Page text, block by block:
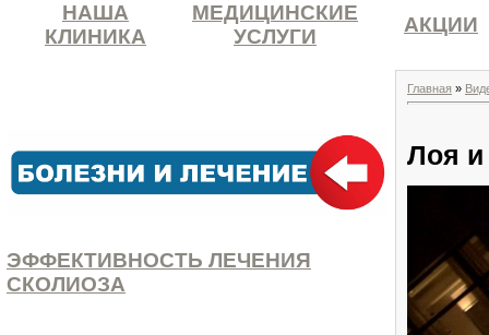
НАША
КЛИНИКА
МЕДИЦИНСКИЕ
УСЛУГИ
АКЦИИ
ЭФФЕКТИВНОСТЬ ЛЕЧЕНИЯ
СКОЛИОЗА
Главная »
Лоя и